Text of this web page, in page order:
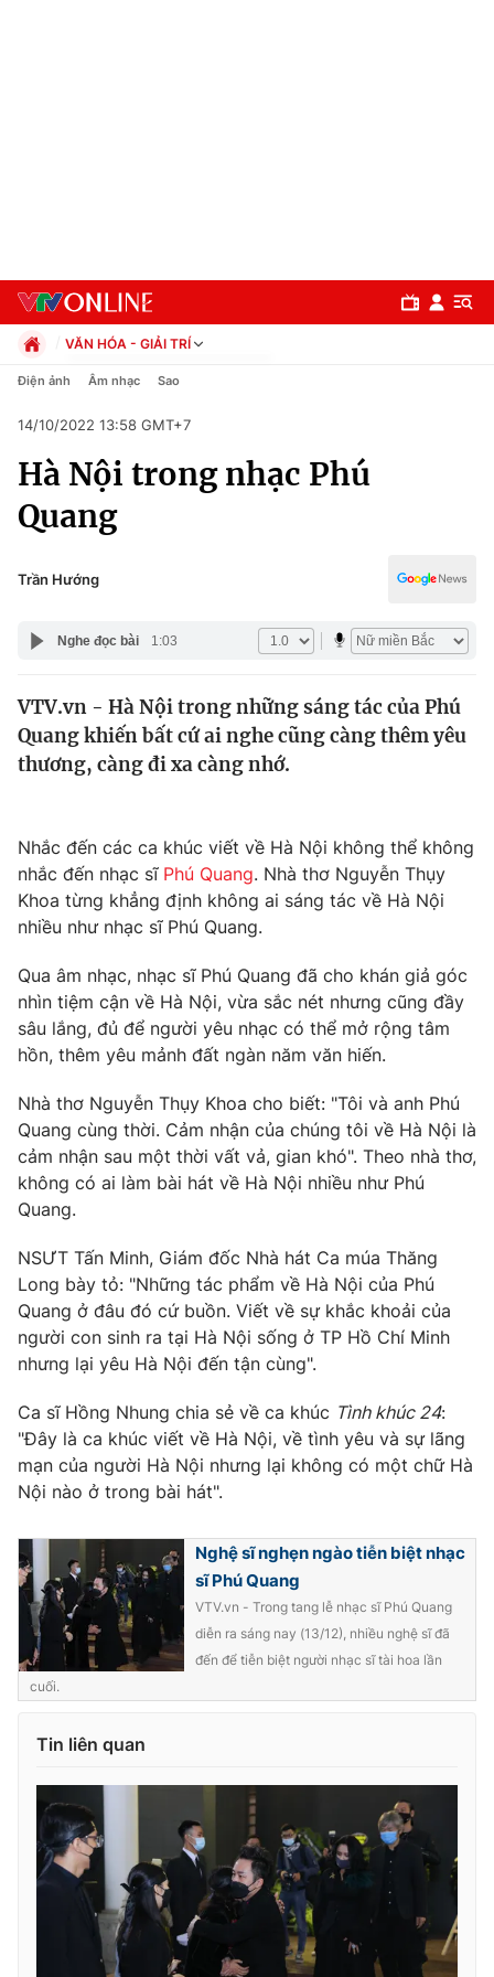
Chuyên mục
Chính trị
Pháp luật
Thế giới
Thế giới đó đây
Câu chuyện quốc tế
Tài chính
Thị trường
Dữ liệu và đời sống
Phim VTV
Hậu trường
Khán giả
Giải sao mai
Giải trí
Điện ảnh
Âm nhạc
Sao
Du lịch
Làm đẹp
Chất lượng cuộc sống
Giáo dục
Tuyển sinh
Công nghệ
Hitech Công nghệ tương lai
Sản phẩm
Thị trường
Giao lưu trực tuyến
Lịch phát sóng
Chuyên mục khác
Emagazine Podcast
Video Shorts video
VTV Money VTV Thể thao
VTV4 Vươn mình bằng AI
VTV8
Liên hệ tòa soạn English
VĂN HÓA - GIẢI TRÍ
Chính trị
Pháp luật
Kinh tế
Thể thao
Truyền hình
Y tế
Công nghệ
Điện ảnh Âm nhạc Sao
14/10/2022 13:58 GMT+7
Hà Nội trong nhạc Phú
Quang
Trần Hướng
Nghe đọc bài 1:03
VTV.vn - Hà Nội trong những sáng tác của Phú
Quang khiến bất cứ ai nghe cũng càng thêm yêu
thương, càng đi xa càng nhớ.
Nhắc đến các ca khúc viết về Hà Nội không thể không
nhắc đến nhạc sĩ Phú Quang. Nhà thơ Nguyễn Thụy
Khoa từng khẳng định không ai sáng tác về Hà Nội
nhiều như nhạc sĩ Phú Quang.
Qua âm nhạc, nhạc sĩ Phú Quang đã cho khán giả góc
nhìn tiệm cận về Hà Nội, vừa sắc nét nhưng cũng đầy
sâu lắng, đủ để người yêu nhạc có thể mở rộng tâm
hồn, thêm yêu mảnh đất ngàn năm văn hiến.
Nhà thơ Nguyễn Thụy Khoa cho biết: "Tôi và anh Phú
Quang cùng thời. Cảm nhận của chúng tôi về Hà Nội là
cảm nhận sau một thời vất vả, gian khó". Theo nhà thơ,
không có ai làm bài hát về Hà Nội nhiều như Phú
Quang.
NSƯT Tấn Minh, Giám đốc Nhà hát Ca múa Thăng
Long bày tỏ: "Những tác phẩm về Hà Nội của Phú
Quang ở đâu đó cứ buồn. Viết về sự khắc khoải của
người con sinh ra tại Hà Nội sống ở TP Hồ Chí Minh
nhưng lại yêu Hà Nội đến tận cùng".
Ca sĩ Hồng Nhung chia sẻ về ca khúc Tình khúc 24:
"Đây là ca khúc viết về Hà Nội, về tình yêu và sự lãng
mạn của người Hà Nội nhưng lại không có một chữ Hà
Nội nào ở trong bài hát".
Nghệ sĩ nghẹn ngào tiễn biệt nhạc
sĩ Phú Quang
VTV.vn - Trong tang lễ nhạc sĩ Phú Quang
diễn ra sáng nay (13/12), nhiều nghệ sĩ đã
đến để tiễn biệt người nhạc sĩ tài hoa lần
cuối.
Tin liên quan